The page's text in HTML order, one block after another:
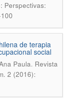
Perspectivas:
de terapia
social
Paula. Revista
2 (2016):